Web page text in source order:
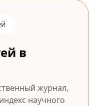
в
журнал,
научного